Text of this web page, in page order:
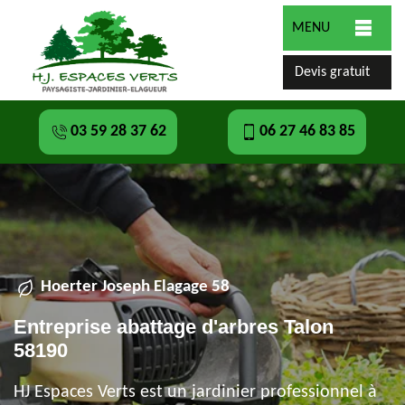
MENU
Devis gratuit
03 59 28 37 62 06 27 46 83 85
Hoerter Joseph Elagage 58
Entreprise abattage d'arbres Talon
58190
HJ Espaces Verts est un jardinier professionnel à